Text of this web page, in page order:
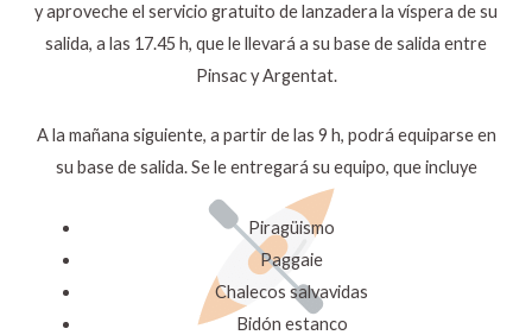
y aproveche el servicio gratuito de lanzadera la víspera de su
salida, a las 17.45 h, que le llevará a su base de salida entre
Pinsac y Argentat.
A la mañana siguiente, a partir de las 9 h, podrá equiparse en
su base de salida. Se le entregará su equipo, que incluye
Piragüismo
Paggaie
Chalecos salvavidas
Bidón estanco